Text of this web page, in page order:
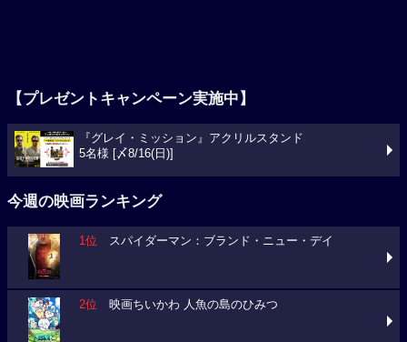
【プレゼントキャンペーン実施中】
『グレイ・ミッション』アクリルスタンド
5名様 [〆8/16(日)]
今週の映画ランキング
1位 スパイダーマン：ブランド・ニュー・デイ
2位 映画ちいかわ 人魚の島のひみつ